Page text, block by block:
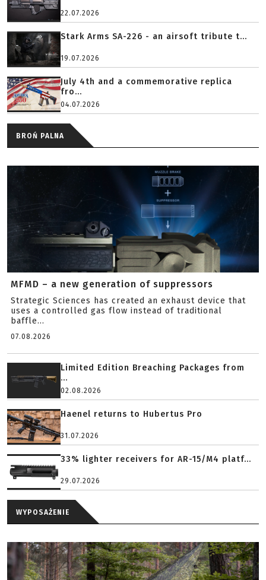
22.07.2026
Stark Arms SA-226 - an airsoft tribute t...
19.07.2026
July 4th and a commemorative replica
fro...
04.07.2026
BROŃ PALNA
MFMD – a new generation of suppressors
Strategic Sciences has created an exhaust device that
uses a controlled gas flow instead of traditional
baffle...
07.08.2026
Limited Edition Breaching Packages from
...
02.08.2026
Haenel returns to Hubertus Pro
31.07.2026
33% lighter receivers for AR-15/M4 platf...
29.07.2026
WYPOSAŻENIE